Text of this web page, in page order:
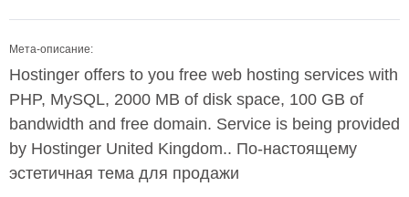
Мета-описание:
Hostinger offers to you free web hosting services with
PHP, MySQL, 2000 MB of disk space, 100 GB of
bandwidth and free domain. Service is being provided
by Hostinger United Kingdom.. По-настоящему
эстетичная тема для продажи